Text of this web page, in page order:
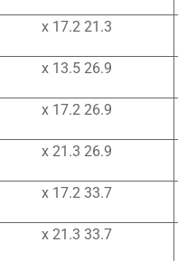
21.3 x 17.2
26.9 x 13.5
26.9 x 17.2
26.9 x 21.3
33.7 x 17.2
33.7 x 21.3